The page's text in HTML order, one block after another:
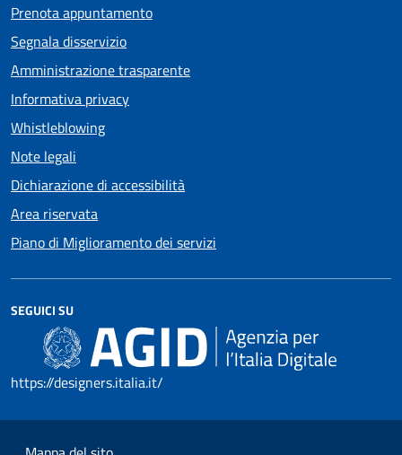
Prenota appuntamento
Segnala disservizio
Amministrazione trasparente
Informativa privacy
Whistleblowing
Note legali
Dichiarazione di accessibilità
Area riservata
Piano di Miglioramento dei servizi
SEGUICI SU
https://designers.italia.it/